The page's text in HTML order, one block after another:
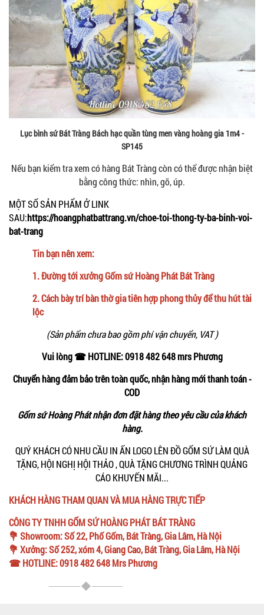
Lục bình sứ Bát Tràng Bách hạc quần tùng men vàng hoàng gia 1m4 -
SP145
Nếu bạn kiểm tra xem có hàng Bát Tràng còn có thể được nhận biệt
bằng công thức: nhìn, gõ, úp.
MỘT SỐ SẢN PHẨM Ở LINK
SAU:https://hoangphatbattrang.vn/choe-toi-thong-ty-ba-binh-voi-
bat-trang
Tin bạn nên xem:
1.Đường tới xưởng Gốm sứ Hoàng Phát Bát Tràng
2.Cách bày trí bàn thờ gia tiên hợp phong thủy để thu hút tài
lộc
(Sản phẩm chưa bao gồm phí vận chuyển, VAT )
Vui lòng ☎ HOTLINE: 0918 482 648 mrs Phương
Chuyển hàng đảm bảo trên toàn quốc, nhận hàng mới thanh toán -
COD
Gốm sứ Hoàng Phát nhận đơn đặt hàng theo yêu cầu của khách
hàng.
QUÝ KHÁCH CÓ NHU CẦU IN ẤN LOGO LÊN ĐỒ GỐM SỨ LÀM QUÀ
TẶNG, HỘI NGHỊ HỘI THẢO , QUÀ TẶNG CHƯƠNG TRÌNH QUẢNG
CÁO KHUYẾN MÃI...
KHÁCH HÀNG THAM QUAN VÀ MUA HÀNG TRỰC TIẾP
CÔNG TY TNHH GỐM SỨ HOÀNG PHÁT BÁT TRÀNG
💐 Showroom: Số 22, Phố Gốm, Bát Tràng, Gia Lâm, Hà Nội
💐 Xưởng: Số 252, xóm 4, Giang Cao, Bát Tràng, Gia Lâm, Hà Nội
☎ HOTLINE: 0918 482 648 Mrs Phương